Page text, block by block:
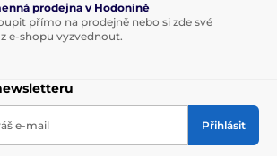
prodejna v Hodoníně
přímo na prodejně nebo si zde své
e-shopu vyzvednout.
e-mail Přihlásit